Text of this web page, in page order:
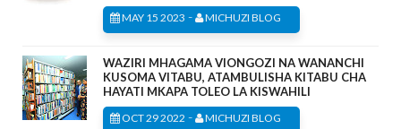
MAY 15 2023 - MICHUZI BLOG
WAZIRI MHAGAMA VIONGOZI NA WANANCHI
KUSOMA VITABU, ATAMBULISHA KITABU CHA
HAYATI MKAPA TOLEO LA KISWAHILI
OCT 29 2022 - MICHUZI BLOG